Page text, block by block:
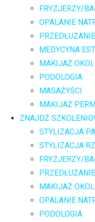
FRYZJERZY/
OPALANIE
MEDYCYNA
MAKIJAŻ
PODOLOGIA
MASAŻYŚCI
MAKIJAŻ
ZNAJDŹ
STYLIZACJA
STYLIZACJA
FRYZJERZY/
MAKIJAŻ
OPALANIE
PODOLOGIA